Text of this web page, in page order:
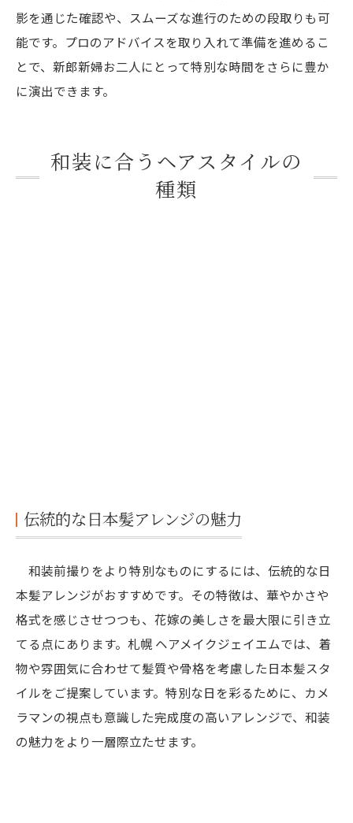
影を通じた確認や、スムーズな進行のための段取りも可
能です。プロのアドバイスを取り入れて準備を進めるこ
とで、新郎新婦お二人にとって特別な時間をさらに豊か
に演出できます。
和装に合うヘアスタイルの
種類
伝統的な日本髪アレンジの魅力
和装前撮りをより特別なものにするには、伝統的な日
本髪アレンジがおすすめです。その特徴は、華やかさや
格式を感じさせつつも、花嫁の美しさを最大限に引き立
てる点にあります。札幌 ヘアメイクジェイエムでは、着
物や雰囲気に合わせて髪質や骨格を考慮した日本髪スタ
イルをご提案しています。特別な日を彩るために、カメ
ラマンの視点も意識した完成度の高いアレンジで、和装
の魅力をより一層際立たせます。